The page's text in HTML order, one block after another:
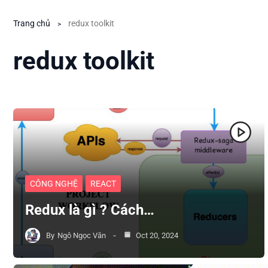
Trang chủ redux toolkit
redux toolkit
CÔNG NGHỆ REACT
Redux là gì ? Cách…
By Ngô Ngọc Văn Oct 20, 2024